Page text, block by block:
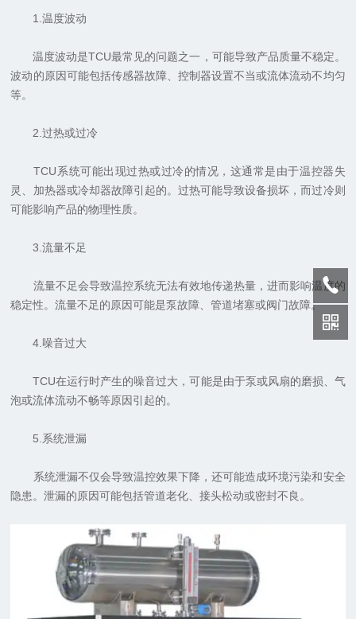
1.温度波动
温度波动是TCU最常见的问题之一，可能导致产品质量不稳定。
波动的原因可能包括传感器故障、控制器设置不当或流体流动不均匀
等。
2.过热或过冷
TCU系统可能出现过热或过冷的情况，这通常是由于温控器失
灵、加热器或冷却器故障引起的。过热可能导致设备损坏，而过冷则
可能影响产品的物理性质。
3.流量不足
流量不足会导致温控系统无法有效地传递热量，进而影响温度的
稳定性。流量不足的原因可能是泵故障、管道堵塞或阀门故障。
4.噪音过大
TCU在运行时产生的噪音过大，可能是由于泵或风扇的磨损、气
泡或流体流动不畅等原因引起的。
5.系统泄漏
系统泄漏不仅会导致温控效果下降，还可能造成环境污染和安全
隐患。泄漏的原因可能包括管道老化、接头松动或密封不良。